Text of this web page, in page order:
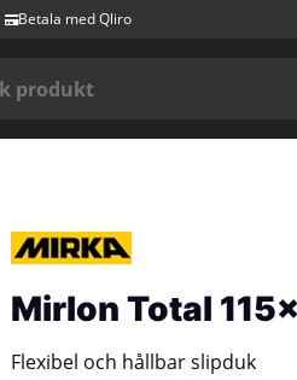
Betala med Qliro
Mirlon Total
Flexibel och hållbar slipduk